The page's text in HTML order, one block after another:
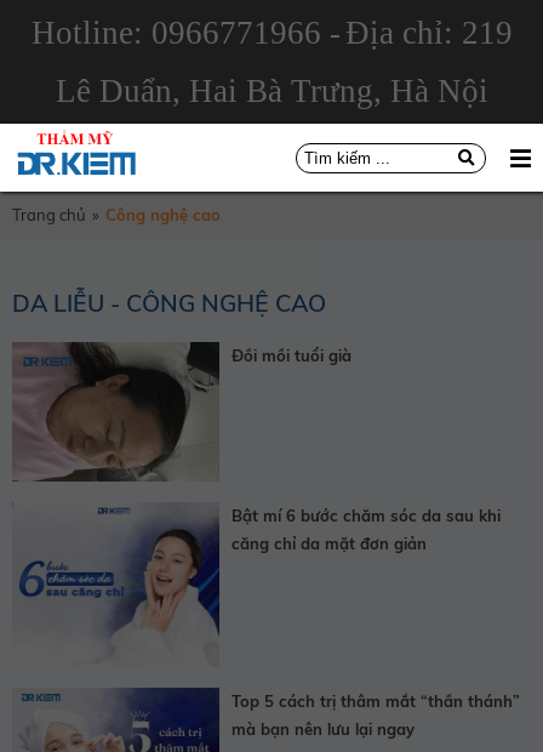
Hotline: 0966771966 - Địa chỉ: 219
Lê Duẩn, Hai Bà Trưng, Hà Nội
Trang chủ » Công nghệ cao
DA LIỄU - CÔNG NGHỆ CAO
Đồi mồi tuổi già
Bật mí 6 bước chăm sóc da sau khi
căng chỉ da mặt đơn giản
Top 5 cách trị thâm mắt “thần thánh”
mà bạn nên lưu lại ngay